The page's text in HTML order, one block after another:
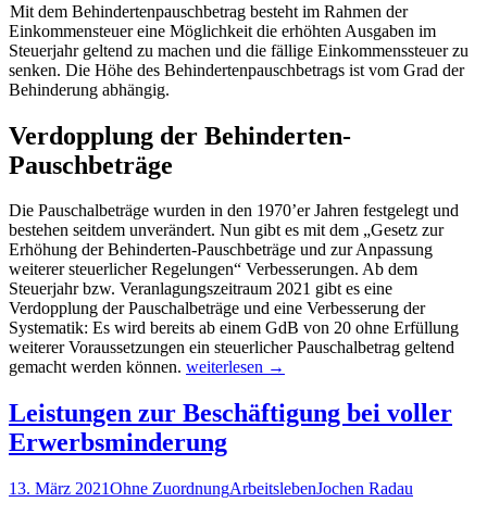
Mit dem Behindertenpauschbetrag besteht im Rahmen der
Einkommensteuer eine Möglichkeit die erhöhten Ausgaben im
Steuerjahr geltend zu machen und die fällige Einkommenssteuer zu
senken. Die Höhe des Behindertenpauschbetrags ist vom Grad der
Behinderung abhängig.
Verdopplung der Behinderten-
Pauschbeträge
Die Pauschalbeträge wurden in den 1970’er Jahren festgelegt und
bestehen seitdem unverändert. Nun gibt es mit dem „Gesetz zur
Erhöhung der Behinderten-Pauschbeträge und zur Anpassung
weiterer steuerlicher Regelungen“ Verbesserungen. Ab dem
Steuerjahr bzw. Veranlagungszeitraum 2021 gibt es eine
Verdopplung der Pauschalbeträge und eine Verbesserung der
Systematik: Es wird bereits ab einem GdB von 20 ohne Erfüllung
weiterer Voraussetzungen ein steuerlicher Pauschalbetrag geltend
gemacht werden können. Steuer:
Fahrtkostenpauschbetrag
und
Pflegepauschbetrag
weiterlesen →
Leistungen zur Beschäftigung bei voller
Erwerbsminderung
13. März 2021Ohne ZuordnungArbeitslebenJochen Radau